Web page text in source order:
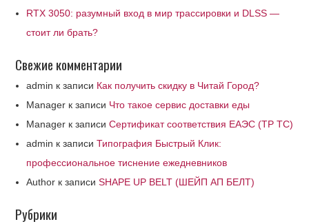
RTX 3050: разумный вход в мир трассировки и DLSS —
стоит ли брать?
Свежие комментарии
admin к записи Как получить скидку в Читай Город?
Manager к записи Что такое сервис доставки еды
Manager к записиСертификат соответствия ЕАЭС (ТР ТС)
admin к записиТипография Быстрый Клик:
профессиональное тиснение ежедневников
Author к записиSHAPE UP BELT (ШЕЙП АП БЕЛТ)
Рубрики